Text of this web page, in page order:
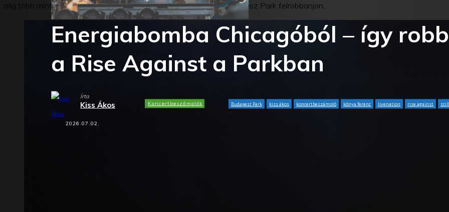
Energiabomba Chicagóból – így
a Rise Against a Parkban
Írta
Kiss Ákos Koncertbeszámolók Budapest Park kiss ákos koncertbeszámoló kónya ferenc livenation rise against
2026.07.02.
alig több mint 10 perce voltak a színpadon, mire elérték, hogy az egész Park felrobbanjon.